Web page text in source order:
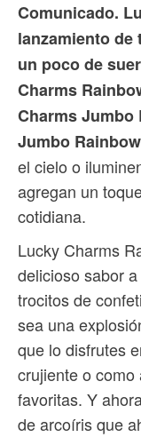
Comunicado.
lanzamiento de
un poco de
Charms
Charms
Jumbo
el cielo o
agregan un
cotidiana.
Lucky Charms
delicioso sabor
trocitos de
sea una
que lo disfrutes
crujiente o
favoritas. Y
de arcoíris que